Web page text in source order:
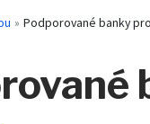
Podporované banky